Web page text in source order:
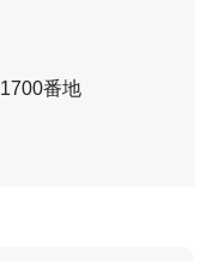
番地